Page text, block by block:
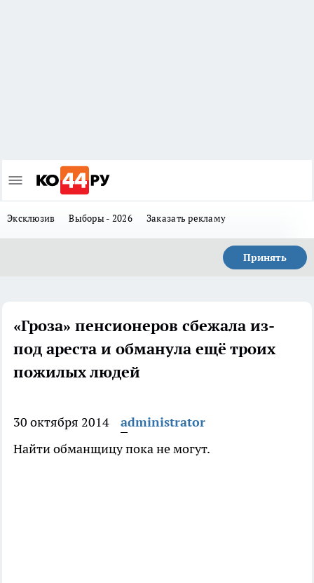
Эксклюзив Выборы - 2026 Заказать рекламу
Принять
«Гроза» пенсионеров сбежала из-
под ареста и обманула ещё троих
пожилых людей
30 октября 2014
administrator
Найти обманщицу пока не могут.